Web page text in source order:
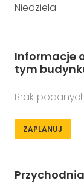
Niedziela
Informacje
tym
Brak
ZAPLANUJ